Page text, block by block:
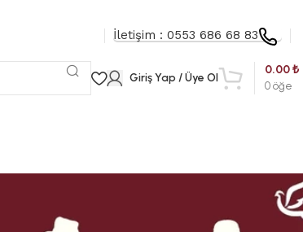
İletişim : 0553 686 68 83
Giriş Yap / Üye Ol
0 öğe
0.00₺